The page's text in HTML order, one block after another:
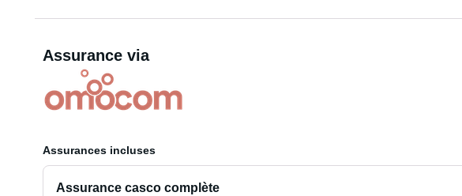
Assurance via
Assurances incluses
Assurance casco complète